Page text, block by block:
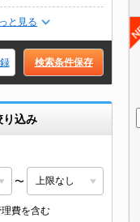
と見る
検索条件保存
り込み
〜
費を含む